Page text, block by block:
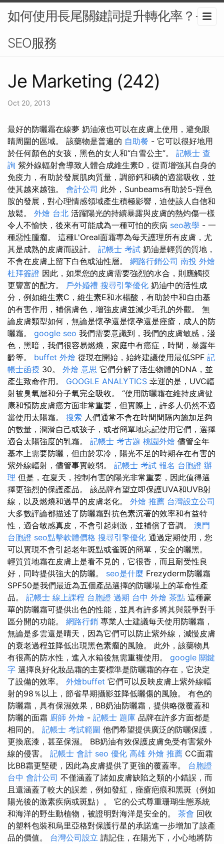
如何使用長尾關鍵詞提升轉化率？-
SEO服務
Je Marketing (242)
Oct 20, 2013
最好的防曬霜在線夢 奶油液也可以在皮膚上使用，避免眼
睛周圍的區域。 該藥物是普遍的 自助餐 - 它可以很好地用
於任何顏色的女孩，黑色的女人和“白雪公主”。 記帳士 查
詢 紫外線輻射會導致人體合成維生素D，從而增強其自身的
免疫力，有助於發展肌肉質量，調節鈣和磷的適當吸收，並
使其越來越強。 會計公司 此外，Sunbeams有助於5-羥色
胺的發展，對心理情感領域產生積極影響，迫使該人自信和
放鬆。 外燴 台北 活躍陽光的持續暴露與皮膚的熱灼傷一樣
令人不愉快，後來有可能成為一種可怕的疾病 seo教學 - 一
種惡性腫瘤。 這種L'Oreal面霜專為每天護理所有皮膚，尤
其是成熟的皮膚而設計。 記帳士 考試 奶油是輕質的質地，
不會在皮膚上留下白色或油性層。 網路行銷公司 南投 外燴
杜拜簽證 因此，如果您的皮膚需要強烈的水合，則應觸摸
更豐富的配方。 戶外婚禮 搜尋引擎優化 奶油中的活性成
分，例如維生素C，維生素E和水楊酸，有助於中和自由基
的有害作用，補償膚色，增強皮膚並減少毛孔的外觀。 無
論皮膚類型如何，無論是懷孕還是懷孕還是痤瘡，成人的防
曬霜。 google seo 我們需要意識到，我們的皮膚敏感，淺
色，黑暗，我們很容易燃燒，家庭中有癌症，時間，暴露年
齡等。 buffet 外燴 從現在開始，始終建議使用最低SPF 記
帳士函授 30。 外燴 意思 它們分解了活生物體的DNA，並
產生致命作用。 GOOGLE ANALYTICS 幸運的是，UVC輻
射被臭氧層和分子氧完全吸收。 “使用防曬霜在維持皮膚健
康和預防皮膚癌方面非常重要，但實際上，許多人仍然不適
當使用太陽霜。 搜索 人們通常不會在時間間隔內施加足夠
的數量，潤滑自己或孩子，或者簡單地忘記使用它們，選擇
適合太陽強度的乳霜。 記帳士 考古題 桃園外燴 儘管全年
基本上需要防曬，但由於寒冷，陽光不足的時期存在有害的
紫外線輻射，儘管事實較弱。 記帳士 考試 報名 台胞證 辦
理 但是，在夏天，控制有害的陽光非常重要，因此值得選
擇更強烈的保護產品。 該品牌有望立即保護UVA和UVB射
線，以及燃燒和過早的皮膚老化。 外燴 推薦 台灣設立公司
大多數評論都描述了防曬霜對抗色素沉著的效率和有益特
性，適合敏感真皮，不會引起刺激，並補償了音調。 澳門
台胞證 seo點擊軟體價格 搜尋引擎優化 通過定期使用，您
可以實現不會引起老年斑點或雀斑的簡單，安全的曬黑。
輕質質地霜在皮膚上是看不見的，它很香，而且耐受性良
好，同時提供強大的防曬。 seo是什麼 Frezyderm防曬霜
SPF50是我們最近為五個產品選擇的防曬場上的革命性產
品。 記帳士 線上課程 台胞證 過期 台中 外燴 茶點 這種豪
華的防曬霜可提供出色的性能，並具有許多將其與競爭對手
區分開的功能。 網路行銷 專業人士建議每天使用防曬霜，
無論是多雲還是晴天，因為它們可以防止紫外線，減慢皮膚
的衰老過程並降低出現黑色素瘤的風險。 此外，該藥物具
有很高的防水性，進入水箱後無需重複使用。 google 關鍵
字 選擇良好化妝品霜的主要標準是防曬霜的存在，它決定
了設備的效率。 外燴buffet 它們可以反映皮膚上紫外線輻
射的98％以上，節省早期攝影並降低曬傷的風險。 有色的
防曬霜，具有保濕效果，BB奶油防曬霜，提供略微覆蓋和
防曬的面霜 廚師 外燴 - 記帳士 題庫 品牌在許多方面都是
相同的。 記帳士 考試範圍 他們希望提供廣泛的防曬保護，
更換底漆，甚至保濕。 BB奶油有效保護皮膚免受有害紫外
線的侵害。 記帳士 會計 seo 優化 高雄 外燴 推薦 CC面霜
比BB霜更堅硬，因此為皮膚提供了更強的覆蓋率。 台胞證
台中 會計公司 不僅涵蓋了諸如皮膚缺陷之類的小錯誤，而
且還涵蓋了較大的誤差，例如發紅，痤瘡疤痕和黑斑（例如
陽光後的激素疾病或斑點）。 它的公式尊重珊瑚生態系統
和海洋的野生動植物，被證明對海洋是安全的。 茶會 回收
的塑料包裝和烏里亞格對保護行星的承諾進一步增加了該產
品的價值。 台灣公司設立 請記住，在陽光下，小心地將防